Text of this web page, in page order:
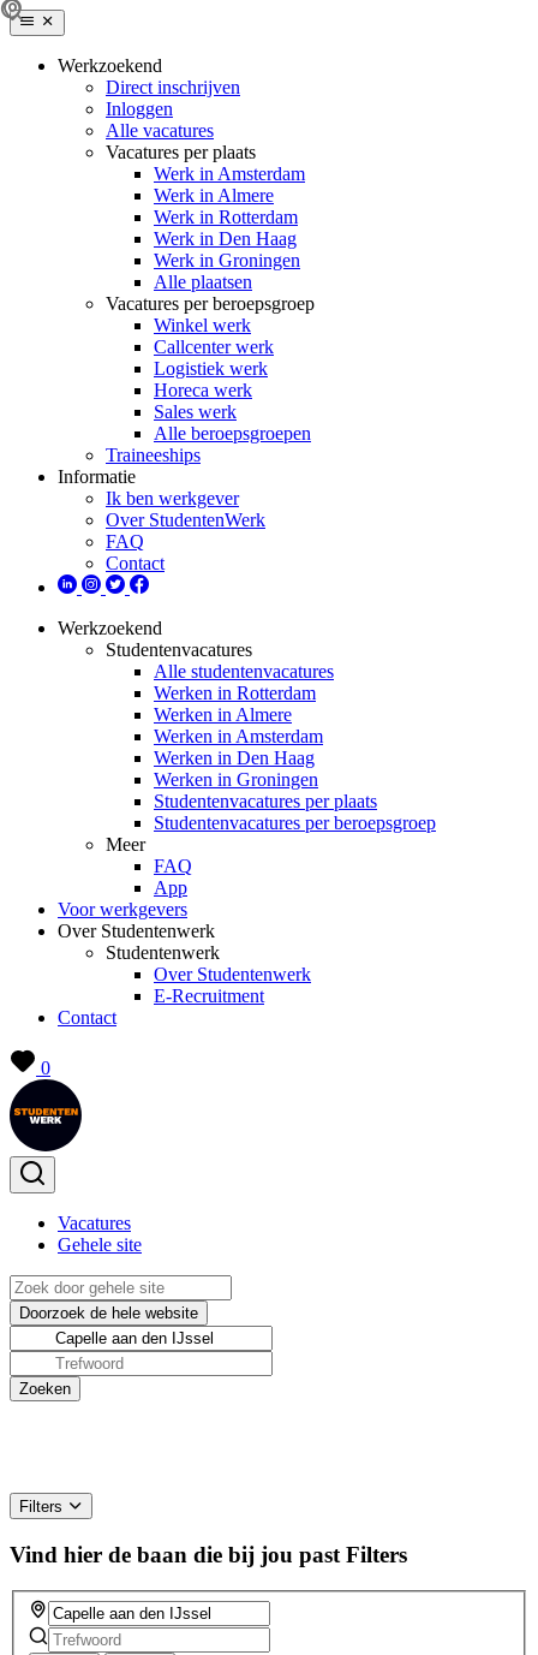
Werkzoekend
Direct inschrijven
Inloggen
Alle vacatures
Vacatures per plaats
Werk in Amsterdam
Werk in Almere
Werk in Rotterdam
Werk in Den Haag
Werk in Groningen
Alle plaatsen
Vacatures per beroepsgroep
Winkel werk
Callcenter werk
Logistiek werk
Horeca werk
Sales werk
Alle beroepsgroepen
Traineeships
Informatie
Ik ben werkgever
Over StudentenWerk
FAQ
Contact
Werkzoekend
Studentenvacatures
Alle studentenvacatures
Werken in Rotterdam
Werken in Almere
Werken in Amsterdam
Werken in Den Haag
Werken in Groningen
Studentenvacatures per plaats
Studentenvacatures per beroepsgroep
Meer
FAQ
App
Voor werkgevers
Over Studentenwerk
Studentenwerk
Over Studentenwerk
E-Recruitment
Contact
0
Vacatures
Gehele site
Filters
Vind hier de baan die bij jou past Filters